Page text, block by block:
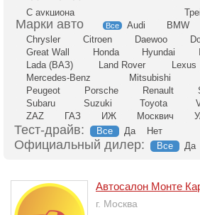
С аукциона
Все Audi BMW
Chrysler
Citroen Daewoo
Great Wall
Honda Hyundai
Lada (ВАЗ)
Land Rover Lexus
Mercedes-Benz
Mitsubishi
Peugeot
Porsche Renault
Subaru
Suzuki Toyota
ZAZ
ГАЗ ИЖ Москвич
Тест-драйв: Все Да Нет
Официальный дилер: Все Да
Автосалон Монте
г. Москва